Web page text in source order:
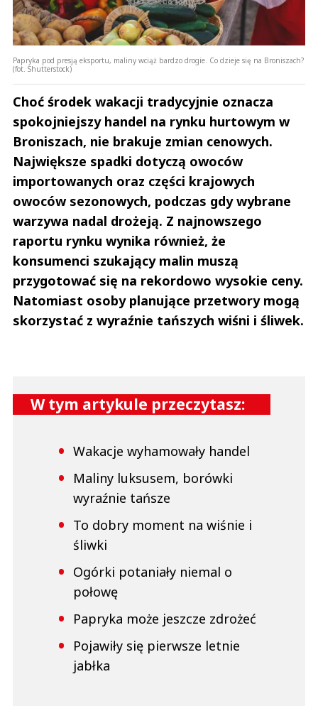
Papryka pod presją eksportu, maliny wciąż bardzo drogie. Co dzieje się na Broniszach?
(fot. Shutterstock)
Choć środek wakacji tradycyjnie oznacza
spokojniejszy handel na rynku hurtowym w
Broniszach, nie brakuje zmian cenowych.
Największe spadki dotyczą owoców
importowanych oraz części krajowych
owoców sezonowych, podczas gdy wybrane
warzywa nadal drożeją. Z najnowszego
raportu rynku wynika również, że
konsumenci szukający malin muszą
przygotować się na rekordowo wysokie ceny.
Natomiast osoby planujące przetwory mogą
skorzystać z wyraźnie tańszych wiśni i śliwek.
W tym artykule przeczytasz:
Wakacje wyhamowały handel
Maliny luksusem, borówki
wyraźnie tańsze
To dobry moment na wiśnie i
śliwki
Ogórki potaniały niemal o
połowę
Papryka może jeszcze zdrożeć
Pojawiły się pierwsze letnie
jabłka